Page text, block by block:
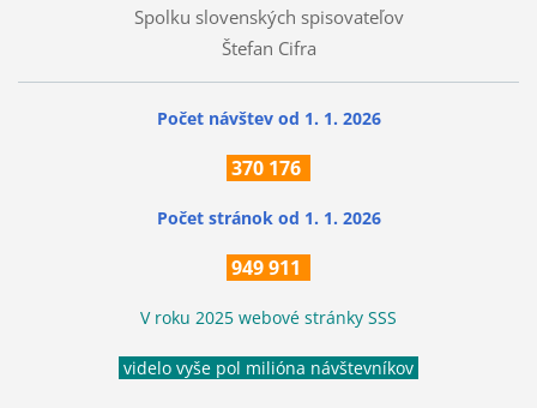
Spolku slovenských spisovateľov
Štefan Cifra
Počet návštev od 1. 1. 2026
370 176
Počet stránok od 1. 1. 2026
949 911
V roku 2025 webové stránky SSS
videlo vyše pol milióna návštevníkov